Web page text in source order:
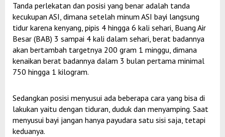
Tanda perlekatan dan posisi yang benar adalah tanda
kecukupan ASI, dimana setelah minum ASI bayi langsung
tidur karena kenyang, pipis 4 hingga 6 kali sehari, Buang Air
Besar (BAB) 3 sampai 4 kali dalam sehari, berat badannya
akan bertambah targetnya 200 gram 1 minggu, dimana
kenaikan berat badannya dalam 3 bulan pertama minimal
750 hingga 1 kilogram.
Sedangkan posisi menyusui ada beberapa cara yang bisa di
lakukan yaitu dengan tiduran, duduk dan menyamping. Saat
menyusui bayi jangan hanya payudara satu sisi saja, tetapi
keduanya.